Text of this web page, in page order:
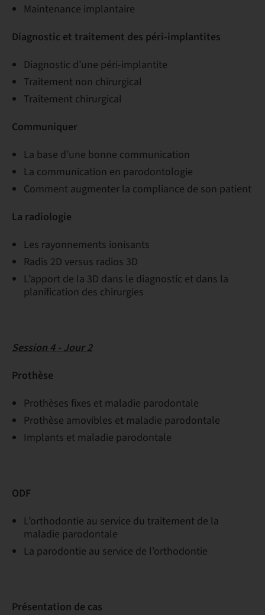
Maintenance implantaire
Diagnostic et traitement des péri-implantites
Diagnostic d’une péri-implantite
Traitement non chirurgical
Traitement chirurgical
Communiquer
La base d’une bonne communication
La communication en parodontologie
Comment augmenter la compliance de son patient
La radiologie
Les rayonnements ionisants
Radis 2D versus radios 3D
L’apport de la 3D dans le diagnostic et dans la
planification des chirurgies
Session 4 - Jour 2
Prothèse
Prothèses fixes et maladie parodontale
Prothèse amovibles et maladie parodontale
Implants et maladie parodontale
ODF
L’orthodontie au service du traitement de la
maladie parodontale
La parodontie au service de l’orthodontie
Présentation de cas